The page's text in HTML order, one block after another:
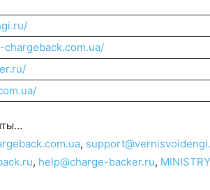
,
, help@charge-backer.ru,